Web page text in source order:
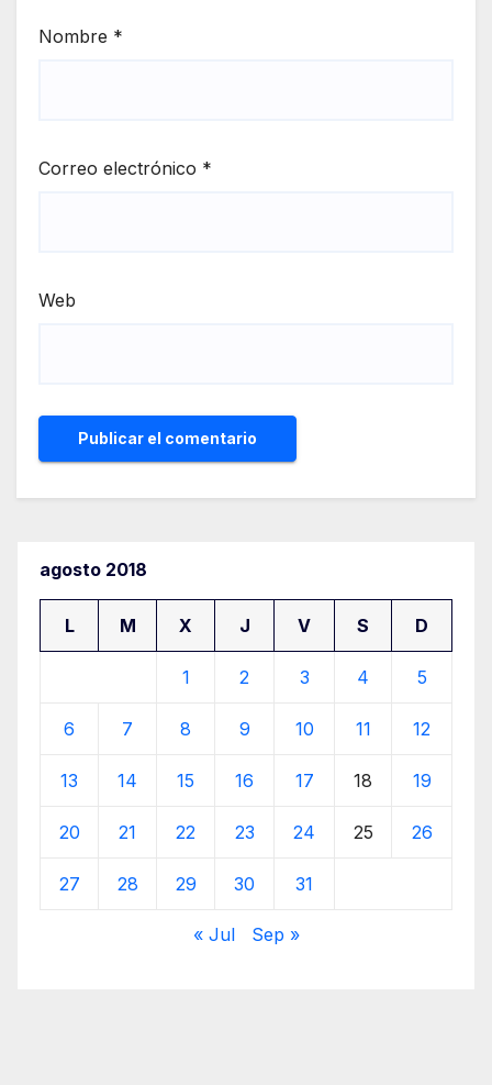
Nombre *
Correo electrónico *
Web
agosto 2018
L M X J V S D
1 2 3 4 5
6 7 8 9 10 11 12
13 14 15 16 17 18 19
20 21 22 23 24 25 26
27 28 29 30 31
« Jul Sep »